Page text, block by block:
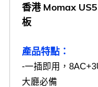
香港 Momax
板
產品特點：
-一插即用，
大廳必備